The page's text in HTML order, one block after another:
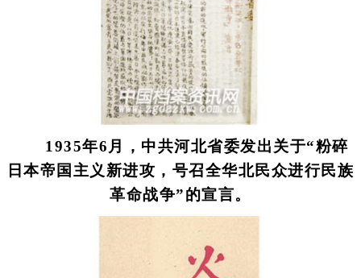
1935年6月，中共河北省委发出关于“粉碎
日本帝国主义新进攻，号召全华北民众进行民族
革命战争”的宣言。